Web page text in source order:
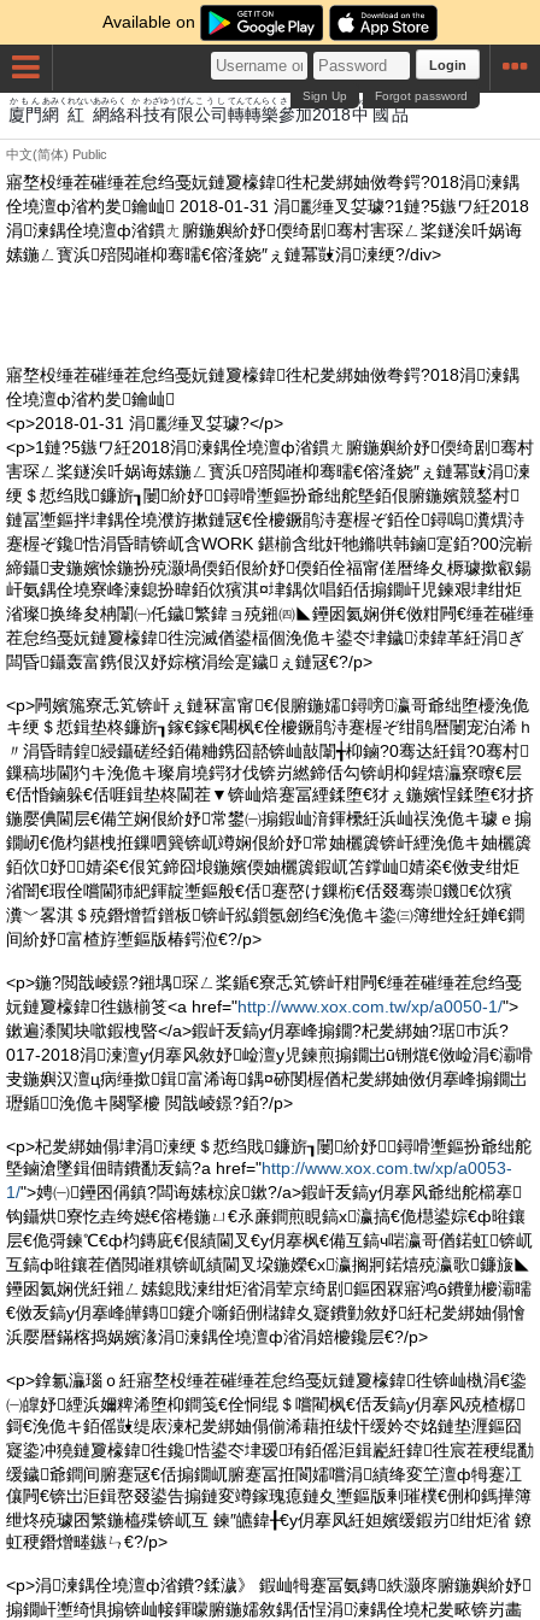
Available on
Login
Forgot password
Sign Up
廈門
かもん
網
あみ
紅
くれない
網
あみ
絡
らく
科
か
技
わざ
有限
ゆうげん
公司
こうし
轉
てん
轉
てん
樂
らく
參加
さんか
2018中國
ちゅうごく
品
ひん
中文(简体) Public
寤堥杸缍茬磪缍茬怠绉戞妧鏈夐檺鍏徃杞夎綁妯傚弮鍔?018涓湅鍝
佺墝澶ф渻杓夎鑰屾 2018-01-31 涓彲缍叉姇璩?1鏈?5鏃ワ紝2018
涓湅鍝佺墝澶ф渻鏆ㄤ腑鍦嬩紒妤偄绮剧骞村害琛ㄥ桨鐩涘吀娲诲
嫊鍦ㄥ寳浜殕閲嶉枊骞曘€傛湰娆″ぇ鏈冪敱涓湅绠?/div>
寤堥杸缍茬磪缍茬怠绉戞妧鏈夐檺鍏徃杞夎綁妯傚弮鍔?018涓湅鍝
佺墝澶ф渻杓夎鑰屾
<p>2018-01-31 涓彲缍叉姇璩?</p>
<p>1鏈?5鏃ワ紝2018涓湅鍝佺墝澶ф渻鏆ㄤ腑鍦嬩紒妤偄绮剧骞村
害琛ㄥ桨鐩涘吀娲诲嫊鍦ㄥ寳浜殕閲嶉枊骞曘€傛湰娆″ぇ鏈冪敱涓湅
绠＄悊绉戝鐮旂┒闄紒妤鐞嗗壍鏂扮爺绌舵墍銆佷腑鍦嬪競鍫村
鏈冨壍鏂拌垏鍝佺墝濮斿摗鏈冦€佺櫦鐝鹃洔蹇楃ぞ銆佺鐞嗚瀵熼洔
蹇楃ぞ鑱悎涓昏睛锛屼含WORK 鍖椾含纰奸牠鏅哄韩鏀寔銆?00浣嶄
締鑷叏鍦嬪悇鍦扮殑灏堝偄銆佷紒妤偄銆佺福甯傞暦绛夊槈璩撳叡鍚
屽氨鍝佺墝寮峰湅鎴扮暐銆佽獱淇¤垏鍝佽唱銆佸搧鐗屽児鍊艰垏绀炬
渻璨换绛夋柟闈㈠仛鐬繁鍏ョ殑鎺㈣◣鑸囦氦娴併€傚粓闁€缍茬磪缍
茬怠绉戞妧鏈夐檺鍏徃浣滅偤鍙楅個浼佹キ鍙冭垏鐬洓鍏革紝涓ぎ
闆昏鑷轰富鎸佷汉妤婃檳涓绘寔鐬ぇ鏈冦€?/p>
<p>闁嬪箷寮忎笂锛屽ぇ鏈冧富甯€佷腑鍦嬬鐞嗙瀛哥爺绌堕櫌浼佹
キ绠＄悊鍓垫柊鐮旂┒鎵€鎵€闀枫€佺櫦鐝鹃洔蹇楃ぞ绀鹃暦闄宠泊浠ｈ
〃涓昏睛鍠綅鑷磋经銆備粬鎸囧嚭锛屾敼闈╅枊鏀?0骞达紝鍓?0骞村
鏁稿埗閫犳キ浼佹キ璨肩墝鍔犲伐锛岃繎鍗佸勾锛岄枊鍟熺灜寮曢€层
€佸惛鏀躲€佸啀鍓垫柊閫茬▼锛屾焙蹇冨緸鍒堕€犲ぇ鍦嬪悜鍒堕€犲挤
鍦嬮倎閫层€備笁娴佷紒妤常鐢㈠搧鍜屾湇鍕欙紝浜屾祦浼佹キ璩ｅ搧
鐗屻€佹枃鍖栧拰鏁呬簨锛屼竴娴佷紒妤常妯欐簴锛屽緸浼佹キ妯欐簴
銆佽妤婧栥€佷笂鍗囧埌鍦嬪偄妯欐簴鍜屼笘鐣屾婧栥€傚叏绀炬
渻闇€瑕佺嚐閫犻紦鍕靛壍鏂般€佸蹇嶅け鏁椼€佸叕骞崇鐖€佽獱
瀵﹀畧淇＄殑鐕熷晢鐠板锛屽紭鎻氬劒绉€浼佹キ鍌㈢簿绁烇紝婵€鐧
间紒妤富楂斿壍鏂版椿鍔涖€?/p>
<p>鍦?閲戠崚鐛?鎺堣琛ㄥ桨鍎€寮忎笂锛屽粓闁€缍茬磪缍茬怠绉戞
妧鏈夐檺鍏徃鏃椾笅<a href="http://www.xox.com.tw/xp/a0050-1/">
鏉遍潻闃块噷鍜栧暋</a>鍜屽叐鎬у仴搴峰搧鐗?杞夎綁妯?琚巿浜?
017-2018涓湅澶у仴搴风敘妤崄澶у児鍊煎搧鐗岀ū铏熴€傚崄涓€灞嗗
叏鍦嬩汉澶ц病缍撳鍓富浠诲鍝¤硛閺楃偤杞夎綁妯傚仴搴峰搧鐗岀
瓑鍎浼佹キ闋掔櫦 閲戠崚鐛?銆?/p>
<p>杞夎綁妯傝垏涓湅绠＄悊绉戝鐮旂┒闄紒妤鐞嗗壍鏂扮爺绌舵
墍鏀滄墜鍓佃睛鐨勫叐鎬?a href="http://www.xox.com.tw/xp/a0053-
1/">娉㈠鑸囨偁鎮?闆诲嫊椋涙鏉?/a>鍜屽叐鎬у仴搴风爺绌舵櫤搴
钩鑷烘寮忔垚绔嬨€傛棬鍦ㄩ€氶亷鐧煎睍鎬х瀛搞€佹櫘鍙婃€ф暀鑲
层€佹彁鍊℃€ф枃鏄庛€佷績閫叉€у仴搴枫€備互鎬ч啱瀛哥偤鍩虹锛屼
互鎬ф暀鑲茬偤閲嶉粸锛屼績閫叉垜鍦嬫€х瀛搁牁鍩熺殑瀛歌鐮旇◣
鑸囦氦娴侊紝鎺ㄥ嫊鎴戝湅绀炬渻涓荤京绮剧鏂囨槑寤鸿ō鐨勭櫦灞曘
€傚叐鎬у仴搴峰皣鏄鑳介噺銆侀櫧鍏夊寲鐨勭敘妤紝杞夎綁妯傝懀
浜嬮暦鏋楁捣娲嬪湪涓湅鍝佺墝澶ф渻涓婄櫦鑱层€?/p>
<p>鎿氱灜瑙ｏ紝寤堥杸缍茬磪缍茬怠绉戞妧鏈夐檺鍏徃锛屾槸涓€鍌
㈠皥妤緸浜嬭粺浠堕枊鐧笺€佺恫绲＄嚐閵枫€佸叐鎬у仴搴风殑楂樼
鎶€浼佹キ銆傜敱缇庡湅杞夎綁妯傝偂浠藉拰绂忓缓妗冭姳鏈垫湹鏂囧
寲鍌冲獟鏈夐檺鍏徃鑱悎鍙冭垏瑷珛銆傜洰鍓嶏紝鍏徃宸茬稉绲勫
缓鐬爺鐧间腑蹇冦€佸搧鐗屼腑蹇冨拰閬嬬嚐涓績绛変笁澶ф牳蹇冮
儴闁€锛岀洰鍓嶅叕鍙告搧鏈変竴鎵瑰瘜鏈夊壍鏂版剰璀樸€侀枊鎷撶簿
绁炵殑璩囨繁鍦橀殜锛屼互 鍊″皫鍏╂€у仴搴凤紝妲嬪缓鍜岃绀炬渻 鐐
虹稉鐕熷畻鏃ㄣ€?/p>
<p>涓湅鍝佺墝澶ф渻鐨?鍒濊》 鍜屾牳蹇冨氨鏄紩灏庝腑鍦嬩紒妤
搧鐗屽壍绮惧搧锛屾帹鍕曚腑鍦嬬敘鍝佸悜涓湅鍝佺墝杞夎畩锛岃畵